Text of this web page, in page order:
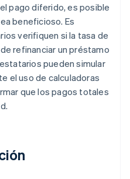
pago diferido, es posible
beneficioso. Es
verifiquen si la tasa de
refinanciar un préstamo
pueden simular
el uso de calculadoras
que los pagos totales